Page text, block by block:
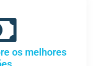
os melhores